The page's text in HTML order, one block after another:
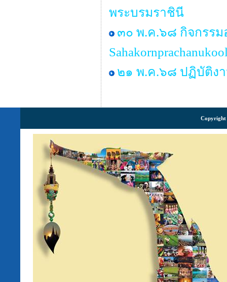
พระบรมราชินี
๓๐ พ.ค.๖๘ กิจกรร
๒๑ พ.ค.๖๘ ปฏิบัติง
Copyright